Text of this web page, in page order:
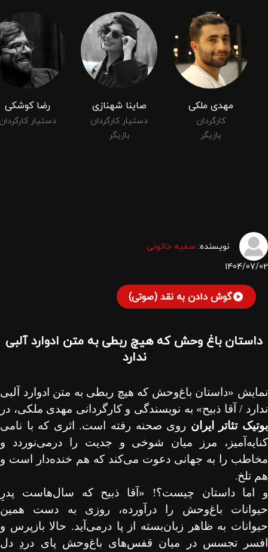
مهدی ملکی
کارگردان
بازیگر
صاینا شهنازی
دستیار کارگردان
بازیگر
رضا کوشکی
دستیار
نویسنده: سمیه خاتونی
1404/07/02
گوش دادن به نقد (صوتی)
داستان باغ وحش که هیچ ربطی به متن ادوارد آلبی
ندارد
نمایش «داستان باغ‌وحش که هیچ ربطی به متن ادوارد آلبی
ندارد / آقا ذبیح» به نویسندگی و کارگردانی مهدی ملکی، در
بوتیک تئاتر ایران روی صحنه رفته است. اثری که با نامی
کنایه‌آمیز، مرز میان شوخی و جدیت را درمی‌نوردد و
مخاطب را به جهانی دعوت می‌کند که هم خنده‌دار است و
هم تلخ.
و اما داستان چیست؟! «آقا ذبیح که سال‌هاست پدرِ
حیوانات باغ‌وحش را درآورده، روزی به دست همین
حیوانات به ظاهر زبان‌بسته از پا درمی‌آید. حالا بازپرس و
افسر تجسس در میان قفس‌های باغ‌وحش پای دردِ دل